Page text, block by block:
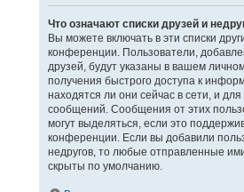
Что означают списки друзей и
Вы можете включать в эти списки
конференции. Пользователи,
друзей, будут указаны в вашем
получения быстрого доступа к
находятся ли они сейчас в сети, и
сообщений. Сообщения от этих
могут выделяться, если это
конференции. Если вы добавили
недругов, то любые отправленные
скрыты по умолчанию.